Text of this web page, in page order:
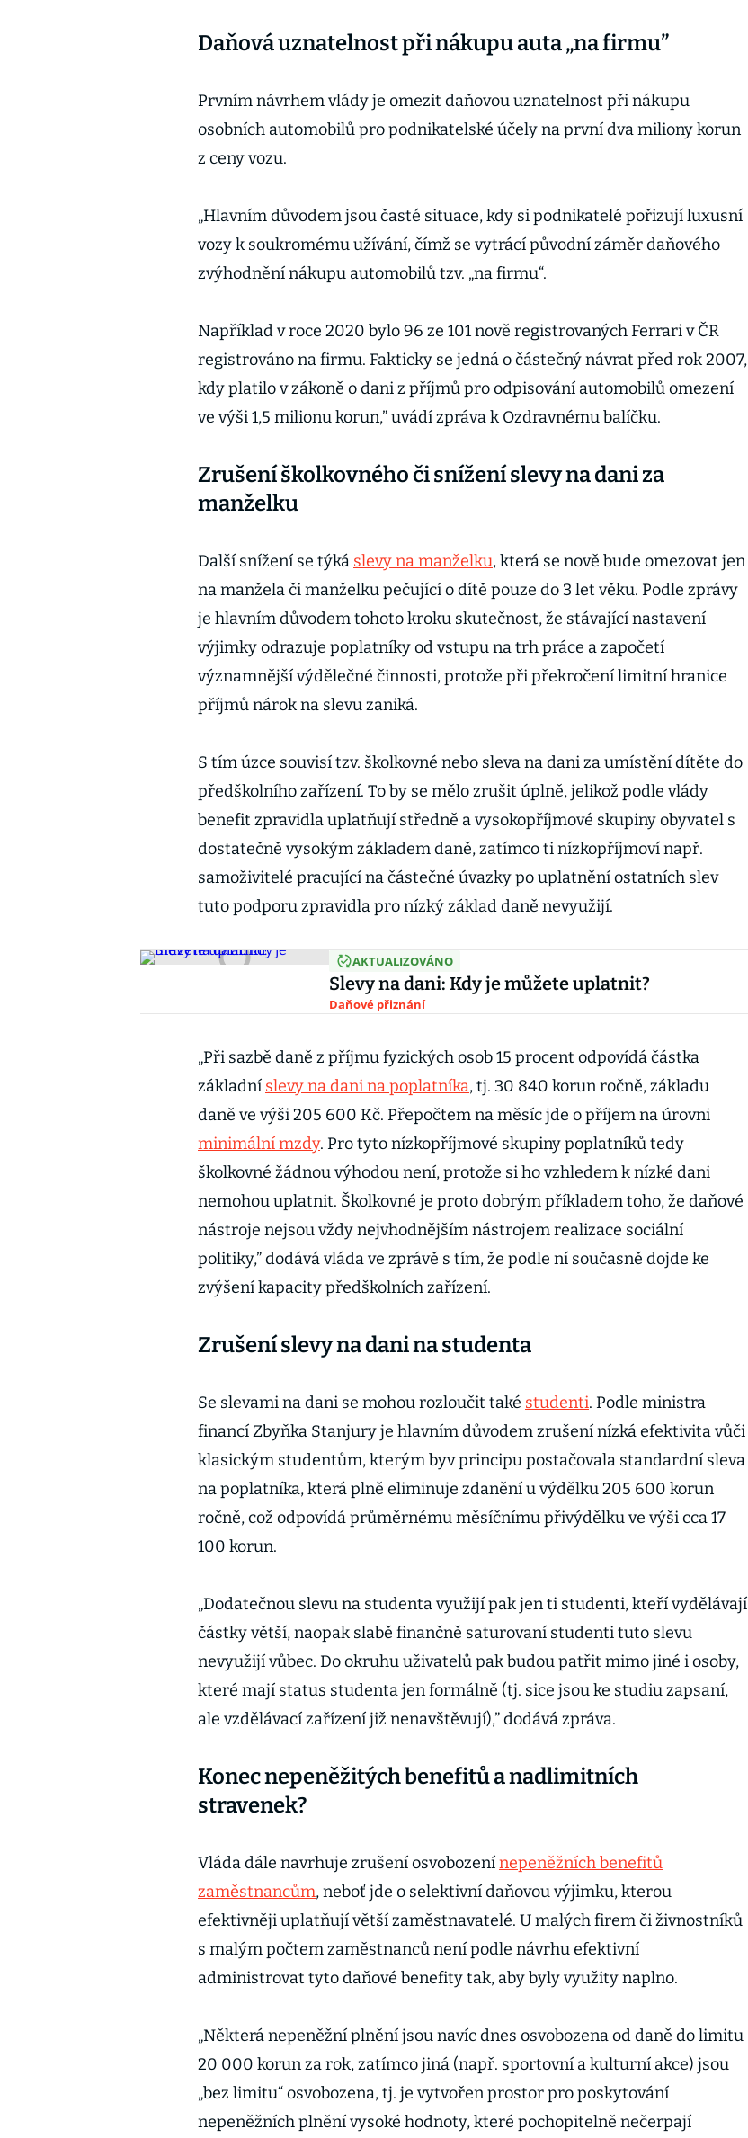
Daňová uznatelnost při nákupu auta „na firmu”
Prvním návrhem vlády je omezit daňovou uznatelnost při nákupu
osobních automobilů pro podnikatelské účely na první dva miliony korun
z ceny vozu.
„Hlavním důvodem jsou časté situace, kdy si podnikatelé pořizují luxusní
vozy k soukromému užívání, čímž se vytrácí původní záměr daňového
zvýhodnění nákupu automobilů tzv. „na firmu“.
Například v roce 2020 bylo 96 ze 101 nově registrovaných Ferrari v ČR
registrováno na firmu. Fakticky se jedná o částečný návrat před rok 2007,
kdy platilo v zákoně o dani z příjmů pro odpisování automobilů omezení
ve výši 1,5 milionu korun,” uvádí zpráva k Ozdravnému balíčku.
Zrušení školkovného či snížení slevy na dani za
manželku
Další snížení se týká slevy na manželku, která se nově bude omezovat jen
na manžela či manželku pečující o dítě pouze do 3 let věku. Podle zprávy
je hlavním důvodem tohoto kroku skutečnost, že stávající nastavení
výjimky odrazuje poplatníky od vstupu na trh práce a započetí
významnější výdělečné činnosti, protože při překročení limitní hranice
příjmů nárok na slevu zaniká.
S tím úzce souvisí tzv. školkovné nebo sleva na dani za umístění dítěte do
předškolního zařízení. To by se mělo zrušit úplně, jelikož podle vlády
benefit zpravidla uplatňují středně a vysokopříjmové skupiny obyvatel s
dostatečně vysokým základem daně, zatímco ti nízkopříjmoví např.
samoživitelé pracující na částečné úvazky po uplatnění ostatních slev
tuto podporu zpravidla pro nízký základ daně nevyužijí.
AKTUALIZOVÁNO
Slevy na dani: Kdy je můžete uplatnit?
Daňové přiznání
„Při sazbě daně z příjmu fyzických osob 15 procent odpovídá částka
základní slevy na dani na poplatníka, tj. 30 840 korun ročně, základu
daně ve výši 205 600 Kč. Přepočtem na měsíc jde o příjem na úrovni
minimální mzdy. Pro tyto nízkopříjmové skupiny poplatníků tedy
školkovné žádnou výhodou není, protože si ho vzhledem k nízké dani
nemohou uplatnit. Školkovné je proto dobrým příkladem toho, že daňové
nástroje nejsou vždy nejvhodnějším nástrojem realizace sociální
politiky,” dodává vláda ve zprávě s tím, že podle ní současně dojde ke
zvýšení kapacity předškolních zařízení.
Zrušení slevy na dani na studenta
Se slevami na dani se mohou rozloučit také studenti. Podle ministra
financí Zbyňka Stanjury je hlavním důvodem zrušení nízká efektivita vůči
klasickým studentům, kterým byv principu postačovala standardní sleva
na poplatníka, která plně eliminuje zdanění u výdělku 205 600 korun
ročně, což odpovídá průměrnému měsíčnímu přivýdělku ve výši cca 17
100 korun.
„Dodatečnou slevu na studenta využijí pak jen ti studenti, kteří vydělávají
částky větší, naopak slabě finančně saturovaní studenti tuto slevu
nevyužijí vůbec. Do okruhu uživatelů pak budou patřit mimo jiné i osoby,
které mají status studenta jen formálně (tj. sice jsou ke studiu zapsaní,
ale vzdělávací zařízení již nenavštěvují),” dodává zpráva.
Konec nepeněžitých benefitů a nadlimitních
stravenek?
Vláda dále navrhuje zrušení osvobozenínepeněžních benefitů
zaměstnancům, neboť jde o selektivní daňovou výjimku, kterou
efektivněji uplatňují větší zaměstnavatelé. U malých firem či živnostníků
s malým počtem zaměstnanců není podle návrhu efektivní
administrovat tyto daňové benefity tak, aby byly využity naplno.
„Některá nepeněžní plnění jsou navíc dnes osvobozena od daně do limitu
20 000 korun za rok, zatímco jiná (např. sportovní a kulturní akce) jsou
„bez limitu“ osvobozena, tj. je vytvořen prostor pro poskytování
nepeněžních plnění vysoké hodnoty, které pochopitelně nečerpají